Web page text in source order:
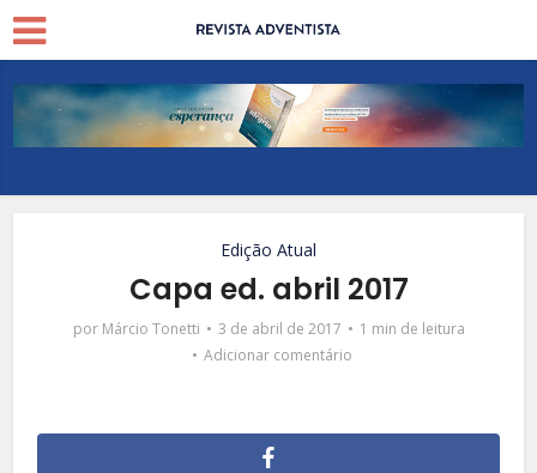
Edição Atual
Capa ed. abril 2017
por Márcio Tonetti 3 de abril de 2017
1 min de leitura
Adicionar comentário